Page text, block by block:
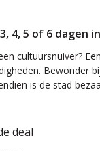
3, 4, 5 of 6
cultuursnuiver?
Bewonder
is de stad
deal